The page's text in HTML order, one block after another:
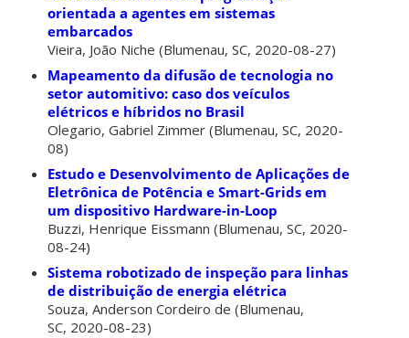
orientada a agentes em sistemas
embarcados
Vieira, João Niche(Blumenau, SC, 2020-08-27)
Mapeamento da difusão de tecnologia no
setor automitivo: caso dos veículos
elétricos e híbridos no Brasil
Olegario, Gabriel Zimmer(Blumenau, SC, 2020-
08)
Estudo e Desenvolvimento de Aplicações de
Eletrônica de Potência e Smart-Grids em
um dispositivo Hardware-in-Loop
Buzzi, Henrique Eissmann(Blumenau, SC, 2020-
08-24)
Sistema robotizado de inspeção para linhas
de distribuição de energia elétrica
Souza, Anderson Cordeiro de(Blumenau,
SC, 2020-08-23)